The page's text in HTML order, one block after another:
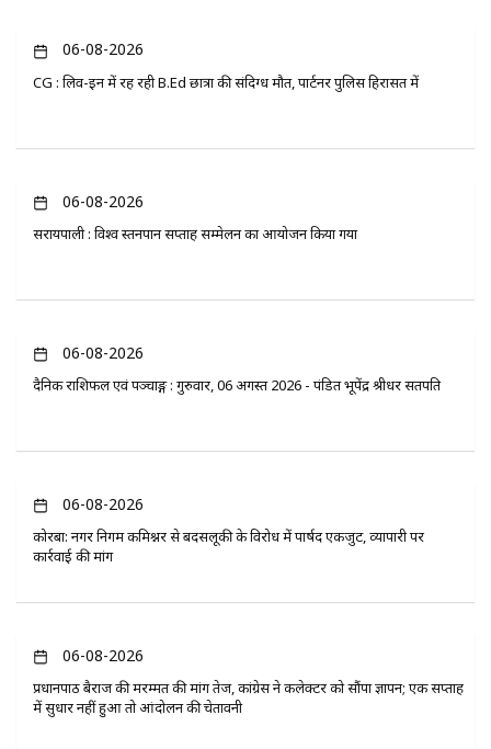
06-08-2026
CG : लिव-इन में रह रही B.Ed छात्रा की संदिग्ध मौत, पार्टनर पुलिस हिरासत में
06-08-2026
सरायपाली : विश्व स्तनपान सप्ताह सम्मेलन का आयोजन किया गया
06-08-2026
दैनिक राशिफल एवं पञ्चाङ्ग : गुरुवार, 06 अगस्त 2026 - पंडित भूपेंद्र श्रीधर सतपति
06-08-2026
कोरबा: नगर निगम कमिश्नर से बदसलूकी के विरोध में पार्षद एकजुट, व्यापारी पर
कार्रवाई की मांग
06-08-2026
प्रधानपाठ बैराज की मरम्मत की मांग तेज, कांग्रेस ने कलेक्टर को सौंपा ज्ञापन; एक सप्ताह
में सुधार नहीं हुआ तो आंदोलन की चेतावनी